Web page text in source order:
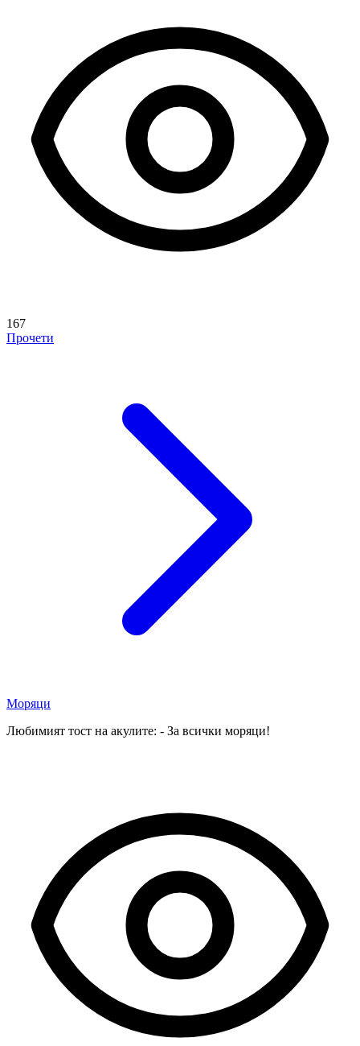
167
Прочети
Моряци
Любимият тост на акулите: - За всички моряци!